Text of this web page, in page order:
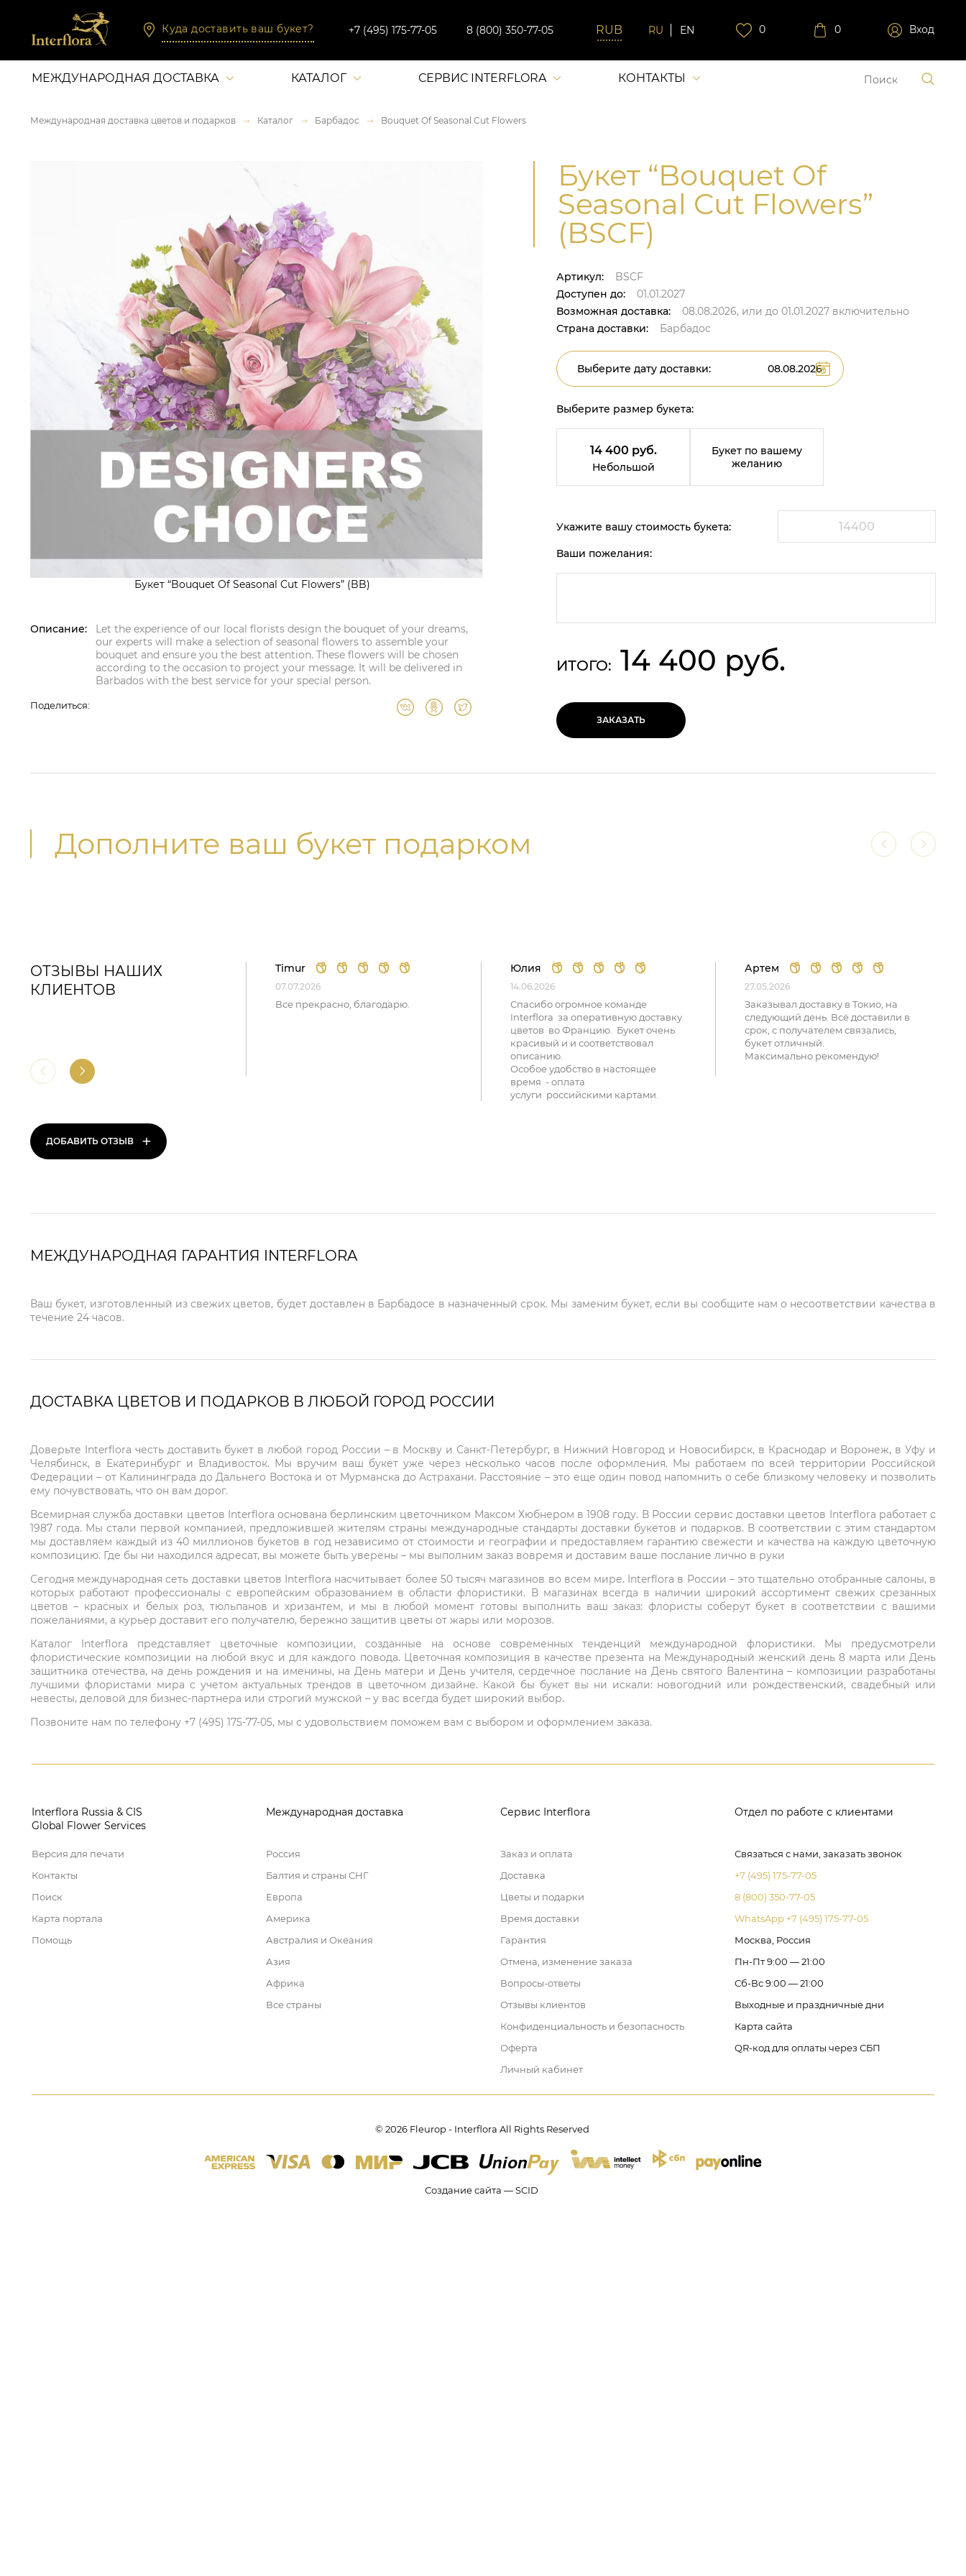
Куда доставить ваш букет? +7 (495) 175-77-05 8 (800) 350-77-05 RU EN 0 0 Вход
МЕЖДУНАРОДНАЯ ДОСТАВКА КАТАЛОГ СЕРВИС INTERFLORA КОНТАКТЫ
Международная доставка цветов и подарков Каталог Барбадос Bouquet Of Seasonal Cut Flowers
Букет “Bouquet Of Seasonal Cut Flowers” (BB)
Описание:
Let the experience of our local florists design the bouquet of your dreams,
our experts will make a selection of seasonal flowers to assemble your
bouquet and ensure you the best attention. These flowers will be chosen
according to the occasion to project your message. It will be delivered in
Barbados with the best service for your special person.
Поделиться:
Букет “Bouquet Of
Seasonal Cut Flowers”
(BSCF)
Артикул:
BSCF
Доступен до:
01.01.2027
Возможная доставка:
08.08.2026, или до 01.01.2027 включительно
Страна доставки:
Барбадос
Выберите дату доставки:
Выберите размер букета:
14 400 руб.
Небольшой
Букет по вашему
желанию
Укажите вашу стоимость букета:
Ваши пожелания:
ИТОГО: 14 400 руб.
ЗАКАЗАТЬ
Дополните ваш букет подарком
ОТЗЫВЫ НАШИХ
КЛИЕНТОВ
ДОБАВИТЬ ОТЗЫВ +
Timur
07.07.2026
Все прекрасно, благодарю.
Юлия
14.06.2026
Спасибо огромное команде
Interflora за оперативную доставку
цветов во Францию. Букет очень
красивый и и соответствовал
описанию.
Особое удобство в настоящее
время - оплата
услуги российскими картами.
Артем
27.05.2026
Заказывал доставку в Токио, на
следующий день. Всё доставили в
срок, с получателем связались,
букет отличный.
Максимально рекомендую!
МЕЖДУНАРОДНАЯ ГАРАНТИЯ INTERFLORA
Ваш букет, изготовленный из свежих цветов, будет доставлен в Барбадосе в назначенный срок. Мы заменим букет, если вы сообщите нам о несоответствии качества в
течение 24 часов.
ДОСТАВКА ЦВЕТОВ И ПОДАРКОВ В ЛЮБОЙ ГОРОД РОССИИ
Доверьте Interflora честь доставить букет в любой город России – в Москву и Санкт-Петербург, в Нижний Новгород и Новосибирск, в Краснодар и Воронеж, в Уфу и
Челябинск, в Екатеринбург и Владивосток. Мы вручим ваш букет уже через несколько часов после оформления. Мы работаем по всей территории Российской
Федерации – от Калининграда до Дальнего Востока и от Мурманска до Астрахани. Расстояние – это еще один повод напомнить о себе близкому человеку и позволить
ему почувствовать, что он вам дорог.
Всемирная служба доставки цветов Interflora основана берлинским цветочником Максом Хюбнером в 1908 году. В России сервис доставки цветов Interflora работает с
1987 года. Мы стали первой компанией, предложившей жителям страны международные стандарты доставки букетов и подарков. В соответствии с этим стандартом
мы доставляем каждый из 40 миллионов букетов в год независимо от стоимости и географии и предоставляем гарантию свежести и качества на каждую цветочную
композицию. Где бы ни находился адресат, вы можете быть уверены – мы выполним заказ вовремя и доставим ваше послание лично в руки
Сегодня международная сеть доставки цветов Interflora насчитывает более 50 тысяч магазинов во всем мире. Interflora в России – это тщательно отобранные салоны, в
которых работают профессионалы с европейским образованием в области флористики. В магазинах всегда в наличии широкий ассортимент свежих срезанных
цветов – красных и белых роз, тюльпанов и хризантем, и мы в любой момент готовы выполнить ваш заказ: флористы соберут букет в соответствии с вашими
пожеланиями, а курьер доставит его получателю, бережно защитив цветы от жары или морозов.
Каталог Interflora представляет цветочные композиции, созданные на основе современных тенденций международной флористики. Мы предусмотрели
флористические композиции на любой вкус и для каждого повода. Цветочная композиция в качестве презента на Международный женский день 8 марта или День
защитника отечества, на день рождения и на именины, на День матери и День учителя, сердечное послание на День святого Валентина – композиции разработаны
лучшими флористами мира с учетом актуальных трендов в цветочном дизайне. Какой бы букет вы ни искали: новогодний или рождественский, свадебный или
невесты, деловой для бизнес-партнера или строгий мужской – у вас всегда будет широкий выбор.
Позвоните нам по телефону +7 (495) 175-77-05, мы с удовольствием поможем вам с выбором и оформлением заказа.
Interflora Russia & CIS
Global Flower Services
Версия для печати
Контакты
Поиск
Карта портала
Помощь
Международная доставка
Россия
Балтия и страны СНГ
Европа
Америка
Австралия и Океания
Азия
Африка
Все страны
Сервис Interflora
Заказ и оплата
Доставка
Цветы и подарки
Время доставки
Гарантия
Отмена, изменение заказа
Вопросы-ответы
Отзывы клиентов
Конфиденциальность и безопасность
Оферта
Личный кабинет
Отдел по работе с клиентами
Связаться с нами, заказать звонок
+7 (495) 175-77-05
8 (800) 350-77-05
WhatsApp +7 (495) 175-77-05
Москва, Россия
Пн-Пт 9:00 — 21:00
Сб-Вс 9:00 — 21:00
Выходные и праздничные дни
Карта сайта
QR-код для оплаты через СБП
© 2026 Fleurop - Interflora All Rights Reserved
Создание сайта — SCID